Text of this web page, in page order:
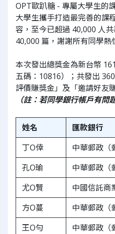
OPT歐趴糖 - 專屬大學生的
大學生攜手打造最完善的課
容，至今已超過 40,000 人
40,000 篇，謝謝所有同學熱
本次發出總獎金為新台幣
五碼：10816）；共發出
評價賺獎金」及「邀請好友
（註：若同學銀行帳戶有問
姓名 匯款銀行
丁O倖
中華郵政（
孔O瑜
中華郵政（
尤O賢
中國信託商
方O蔓
中華郵政（
王O勻
中華郵政（